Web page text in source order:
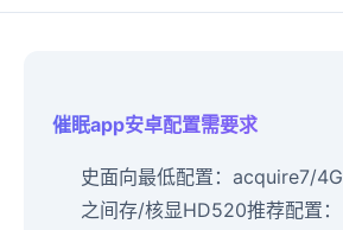
催眠app安卓配置需要求
​史面向最低配置​ ​：acquire7/4G
之间存/核显HD520​推荐配置​ ​：